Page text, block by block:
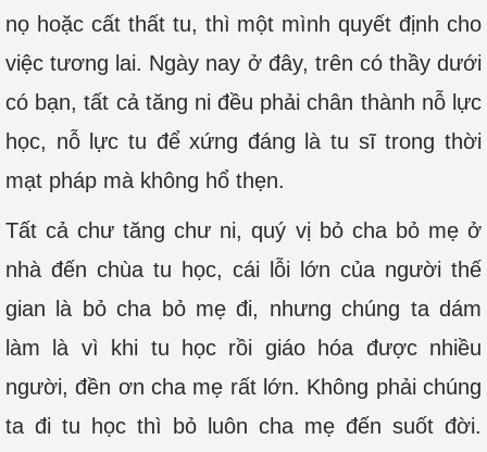
nọ hoặc cất thất tu, thì một mình quyết định cho
việc tương lai. Ngày nay ở đây, trên có thầy dưới
có bạn, tất cả tăng ni đều phải chân thành nỗ lực
học, nỗ lực tu để xứng đáng là tu sĩ trong thời
mạt pháp mà không hổ thẹn.
Tất cả chư tăng chư ni, quý vị bỏ cha bỏ mẹ ở
nhà đến chùa tu học, cái lỗi lớn của người thế
gian là bỏ cha bỏ mẹ đi, nhưng chúng ta dám
làm là vì khi tu học rồi giáo hóa được nhiều
người, đền ơn cha mẹ rất lớn. Không phải chúng
ta đi tu học thì bỏ luôn cha mẹ đến suốt đời.